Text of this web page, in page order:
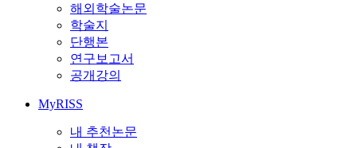
해외학술논문
학술지
단행본
연구보고서
공개강의
MyRISS
내 추천논문